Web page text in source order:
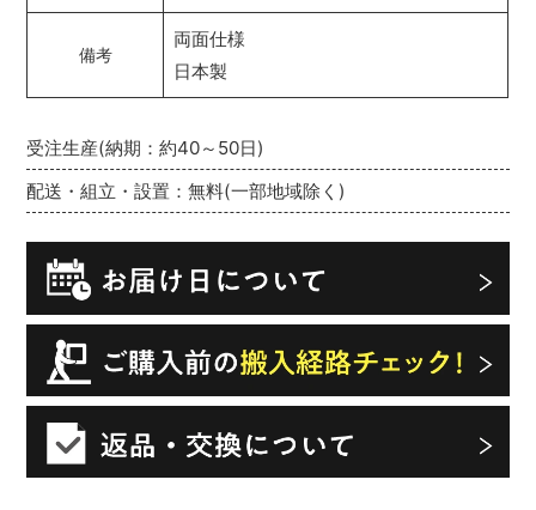
受注生産(納期：約40～50日)
配送・組立・設置：無料(一部地域除く)
備考
両面仕様
日本製